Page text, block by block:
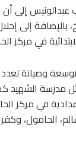
عبدالونيس
بالإضافة
في مركز
توسعة وصيانة
مدرسة الشهيد
في مركز
الحامول، وكفر